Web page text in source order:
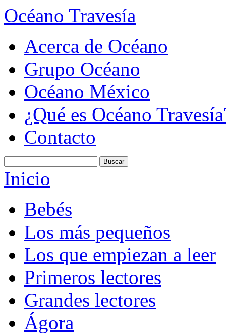
Océano Travesía
Acerca de Océano
Grupo Océano
Océano México
¿Qué es Océano
Contacto
Inicio
Bebés
Los más pequeños
Los que empiezan a leer
Primeros lectores
Grandes lectores
Ágora